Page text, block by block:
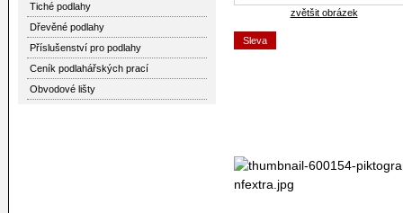
Tiché podlahy
Dřevěné podlahy
Příslušenství pro podlahy
Ceník podlahářských prací
Obvodové lišty
zvětšit obrázek
Sleva